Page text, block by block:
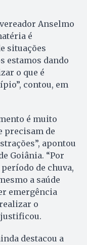
Anselmo
é
situações
estamos dando
o que é
contou, em
é muito
precisam de
apontou
Goiânia. “Por
de chuva,
a saúde
emergência
o
justificou.
destacou a